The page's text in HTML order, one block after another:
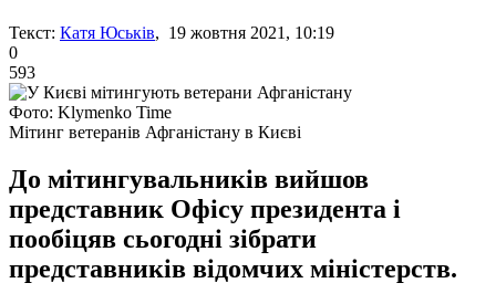
Текст: Катя Юськів, 19 жовтня 2021, 10:19
0
593
Фото: Klymenko Time
Мітинг ветеранів Афганістану в Києві
До мітингувальників вийшов
представник Офісу президента і
пообіцяв сьогодні зібрати
представників відомчих міністерств.